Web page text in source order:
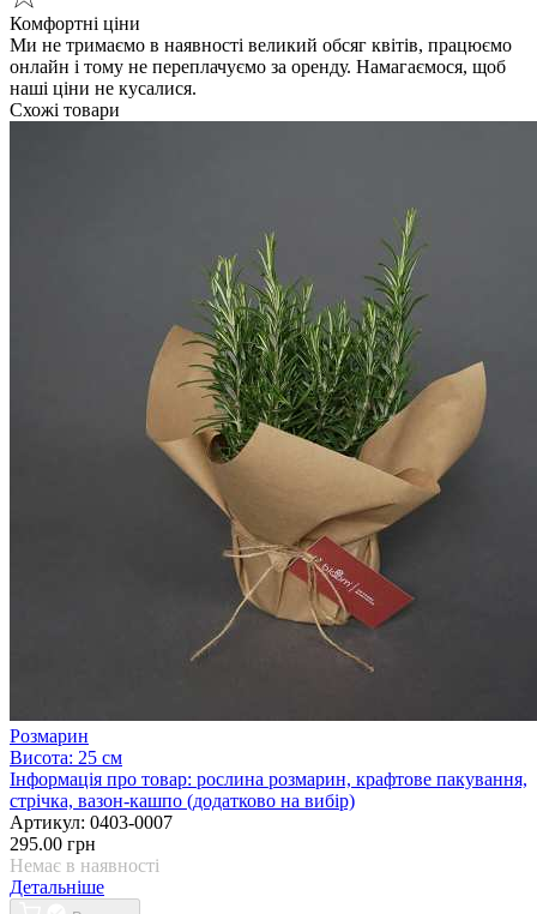
Комфортні ціни
Ми не тримаємо в наявності великий обсяг квітів, працюємо
онлайн і тому не переплачуємо за оренду. Намагаємося, щоб
наші ціни не кусалися.
Схожі товари
Розмарин
Висота: 25 см
Інформація про товар: рослина розмарин, крафтове пакування,
стрічка, вазон-кашпо (додатково на вибір)
Артикул: 0403-0007
295.00 грн
Немає в наявності
Детальніше